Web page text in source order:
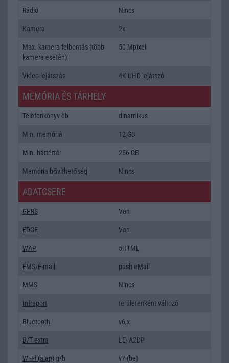
Rádió Nincs
Kamera 2x
Max. kamera felbontás (több
kamera esetén)
50 Mpixel
Video lejátszás 4K UHD lejátszó
MEMÓRIA ÉS TÁRHELY
Telefonkönyv db dinamikus
Min. memória 12 GB
Min. háttértár 256 GB
Memória bővíthetőség Nincs
ADATCSERE
GPRS Van
EDGE Van
WAP 5HTML
EMS/E-mail push eMail
MMS Nincs
Infraport területenként változó
Bluetooth v6,x
B/T extra LE, A2DP
Wi-Fi (alap) g/b v7 (be)